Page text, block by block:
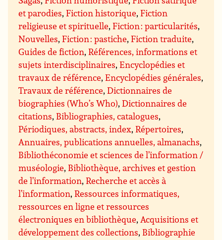
et parodies,Fiction historique,Fiction
religieuse et spirituelle,Fiction : particularités,
Nouvelles,Fiction : pastiche,Fiction traduite,
Guides de fiction,Références, informations et
sujets interdisciplinaires,Encyclopédies et
travaux de référence,Encyclopédies générales,
Travaux de référence,Dictionnaires de
biographies (Who’s Who),Dictionnaires de
citations, Bibliographies, catalogues,
Périodiques, abstracts, index,Répertoires,
Annuaires, publications annuelles, almanachs,
Bibliothéconomie et sciences de l’information /
muséologie, Bibliothèque, archives et gestion
de l’information,Recherche et accès à
l’information,Ressources informatiques,
ressources en ligne et ressources
électroniques en bibliothèque,Acquisitions et
développement des collections, Bibliographie